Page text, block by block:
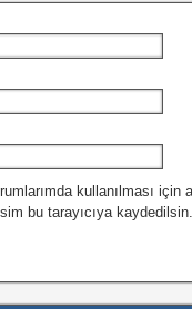
kullanılması için
bu tarayıcıya kaydedilsin.